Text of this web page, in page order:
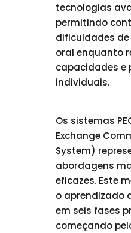
tecnologias
permitindo
dificuldades
oral enquanto
capacidades e
individuais.
Os sistemas
Exchange
System)
abordagens
eficazes. Este
o aprendizado
em seis fases
começando